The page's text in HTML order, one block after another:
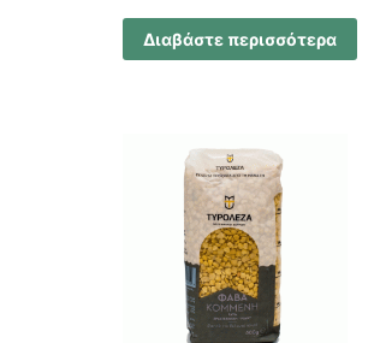
Διαβάστε περισσότερα